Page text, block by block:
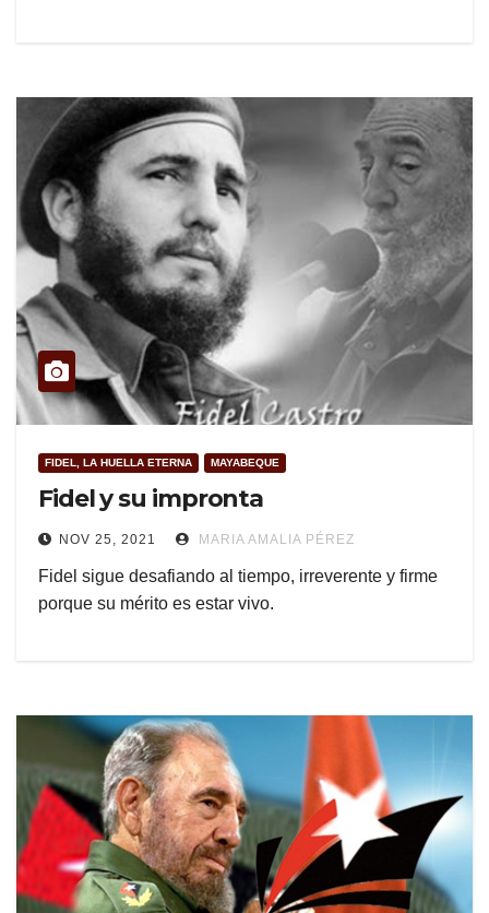
FIDEL, LA HUELLA ETERNA MAYABEQUE
Fidel y su impronta
NOV 25, 2021 MARIA AMALIA PÉREZ
Fidel sigue desafiando al tiempo, irreverente y firme
porque su mérito es estar vivo.